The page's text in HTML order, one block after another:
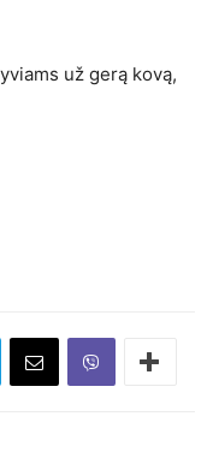
už gerą kovą,